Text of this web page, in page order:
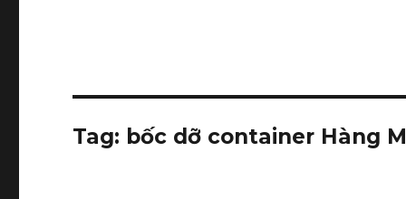
Tag: bốc dỡ container Hàng